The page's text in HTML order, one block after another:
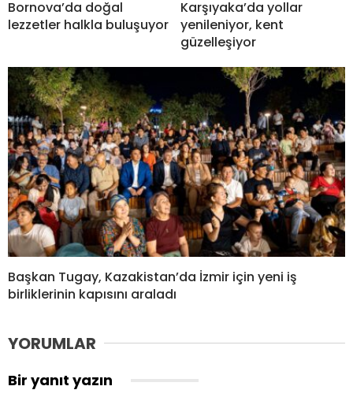
Bornova’da doğal
lezzetler halkla buluşuyor
Karşıyaka’da yollar
yenileniyor, kent
güzelleşiyor
Başkan Tugay, Kazakistan’da İzmir için yeni iş
birliklerinin kapısını araladı
YORUMLAR
Bir yanıt yazın